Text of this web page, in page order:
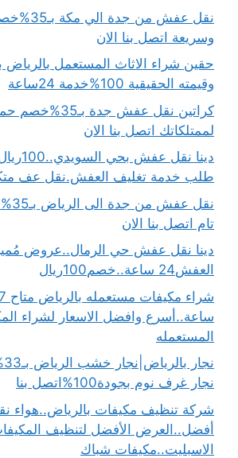
نقل عفش من
وسريعة اتصل بنا الان
حقين شراء الاثاث المستعمل بالرياض
وقيمته الحقيقية 100%خدمة 24ساعة
كراتين نقل عفش جدة
لممتلكاتك اتصل بنا الان
دينا
طلب خدمة تغليف العفش.نقل عف
نقل
تام اتصل بنا الان
دينا نقل عفش حي الرمال..عروض
العفش24 ساعة..خصم100ريال
ساعة..أسرع وافضل الاسعار لشراء
المستعمله
نجار غرف نوم بجودة100%اتصل بنا
شركة تنظيف مكيفات بالرياض..هواء
أفضل..العرض الأفضل لتنظيف
الاسبليت..مكيفات شباك